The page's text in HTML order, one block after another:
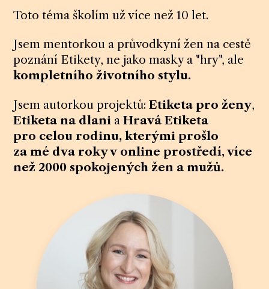
Toto téma školím už více než 10 let.
Jsem mentorkou a průvodkyní žen na cestě
poznání Etikety, ne jako masky a "hry", ale
kompletního životního stylu.
Jsem autorkou projektů:Etiketa pro ženy,
Etiketa na dlani aHravá Etiketa
pro celou rodinu, kterými prošlo
za mé dva roky v online prostředí, více
než 2000 spokojených žen a mužů.